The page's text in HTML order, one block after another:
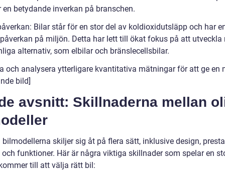
en betydande inverkan på branschen.
Bilar står för en stor del av koldioxidutsläpp och har
på miljön. Detta har lett till ökat fokus på att utveckla
alternativ, som elbilar och bränslecellsbilar.
och analysera ytterligare kvantitativa mätningar för att ge en
bild]
avsnitt: Skillnaderna mellan
bilmodellerna skiljer sig åt på flera sätt, inklusive design,
funktioner. Här är några viktiga skillnader som spelar en
till att välja rätt bil: